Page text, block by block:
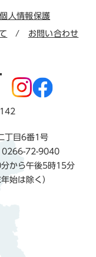
個人情報保護
お問い合わせ
丁目6番1号
72-9040
から午後5時15分
始は除く）